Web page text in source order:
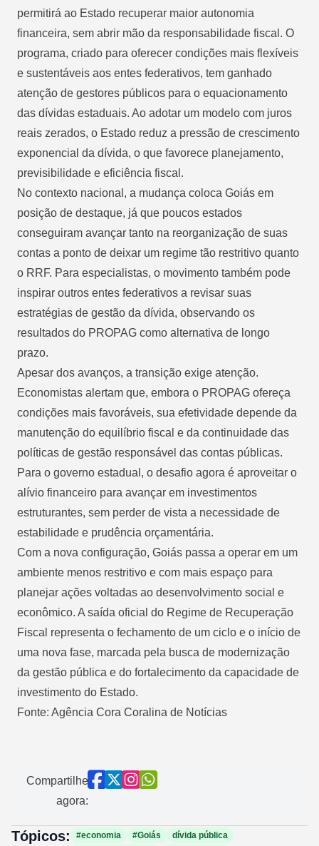
permitirá ao Estado recuperar maior autonomia
financeira, sem abrir mão da responsabilidade fiscal. O
programa, criado para oferecer condições mais flexíveis
e sustentáveis aos entes federativos, tem ganhado
atenção de gestores públicos para o equacionamento
das dívidas estaduais. Ao adotar um modelo com juros
reais zerados, o Estado reduz a pressão de crescimento
exponencial da dívida, o que favorece planejamento,
previsibilidade e eficiência fiscal.
No contexto nacional, a mudança coloca Goiás em
posição de destaque, já que poucos estados
conseguiram avançar tanto na reorganização de suas
contas a ponto de deixar um regime tão restritivo quanto
o RRF. Para especialistas, o movimento também pode
inspirar outros entes federativos a revisar suas
estratégias de gestão da dívida, observando os
resultados do PROPAG como alternativa de longo
prazo.
Apesar dos avanços, a transição exige atenção.
Economistas alertam que, embora o PROPAG ofereça
condições mais favoráveis, sua efetividade depende da
manutenção do equilíbrio fiscal e da continuidade das
políticas de gestão responsável das contas públicas.
Para o governo estadual, o desafio agora é aproveitar o
alívio financeiro para avançar em investimentos
estruturantes, sem perder de vista a necessidade de
estabilidade e prudência orçamentária.
Com a nova configuração, Goiás passa a operar em um
ambiente menos restritivo e com mais espaço para
planejar ações voltadas ao desenvolvimento social e
econômico. A saída oficial do Regime de Recuperação
Fiscal representa o fechamento de um ciclo e o início de
uma nova fase, marcada pela busca de modernização
da gestão pública e do fortalecimento da capacidade de
investimento do Estado.
Fonte: Agência Cora Coralina de Notícias
Compartilhe
agora:
Tópicos: #economia #Goiás
dívida pública